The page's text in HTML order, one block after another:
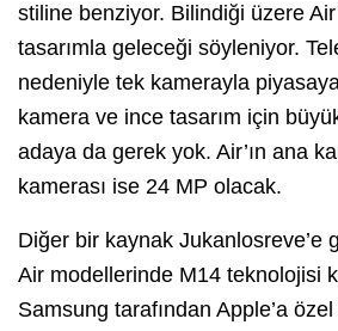
stiline benziyor. Bilindiği üzere
tasarımla geleceği söyleniyor.
nedeniyle tek kamerayla
kamera ve ince tasarım için
adaya da gerek yok. Air’ın ana
kamerası ise 24 MP olacak.
Diğer bir kaynak Jukanlosreve’e
Air modellerinde M14 teknolojisi
Samsung tarafından Apple’a